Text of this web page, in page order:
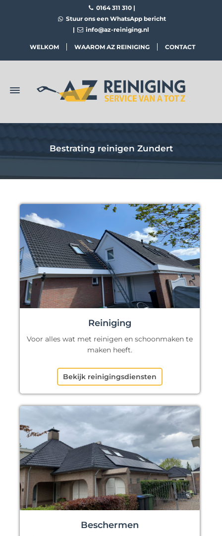
0164 311 310 |
Stuur ons een WhatsApp bericht
|
info@az-reiniging.nl
WELKOM WAAROM AZ REINIGING CONTACT
Bestrating reinigen Zundert
Reiniging
Voor alles wat met reinigen en schoonmaken te
maken heeft.
Bekijk reinigingsdiensten
Beschermen